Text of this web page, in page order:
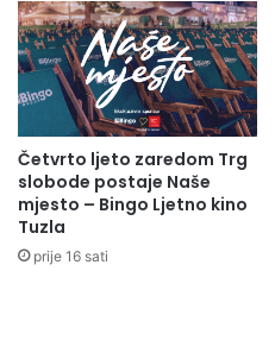
Četvrto ljeto zaredom Trg
slobode postaje Naše
mjesto – Bingo Ljetno kino
Tuzla
prije 16 sati